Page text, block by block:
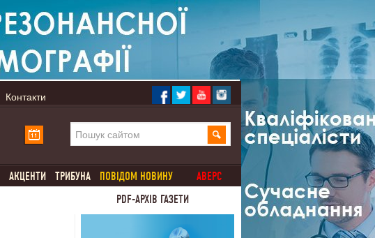
Контакти
АКЦЕНТИ ТРИБУНА ПОВІДОМ НОВИНУ
АВЕРС
PDF-АРХІВ ГАЗЕТИ